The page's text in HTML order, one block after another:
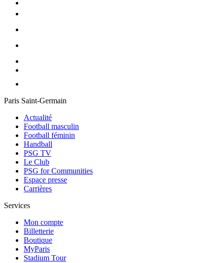
Paris Saint-Germain
Actualité
Football masculin
Football féminin
Handball
PSG TV
Le Club
PSG for Communities
Espace presse
Carrières
Services
Mon compte
Billetterie
Boutique
MyParis
Stadium Tour